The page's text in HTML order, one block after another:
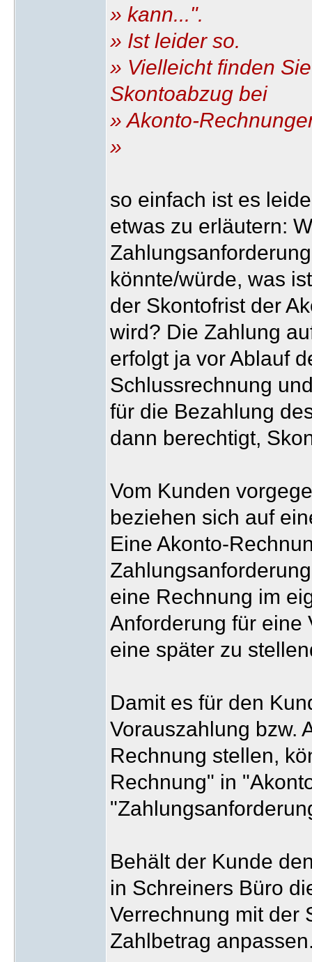
» kann...".
» Ist leider so.
» Vielleicht finden
Skontoabzug bei
» Akonto-
»
so einfach ist es
etwas zu erläutern:
könnte/würde, was
der Skontofrist der
wird? Die Zahlung
erfolgt ja vor Ablauf
Schlussrechnung
für die Bezahlung
dann berechtigt,
Vom Kunden
beziehen sich auf
Eine Akonto-
eine Rechnung im
Anforderung für eine
eine später zu
Damit es für den
Vorauszahlung bzw.
Rechnung stellen,
Rechnung" in
Behält der Kunde
in Schreiners Büro
Verrechnung mit der
Zahlbetrag